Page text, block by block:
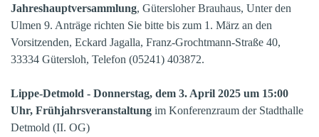
Jahreshauptversammlung, Gütersloher Brauhaus, Unter den
Ulmen 9. Anträge richten Sie bitte bis zum 1. März an den
Vorsitzenden, Eckard Jagalla, Franz-Grochtmann-Straße 40,
33334 Gütersloh, Telefon (05241) 403872.
Lippe-Detmold - Donnerstag, dem 3. April 2025 um 15:00
Uhr, Frühjahrsveranstaltung im Konferenzraum der Stadthalle
Detmold (II. OG)